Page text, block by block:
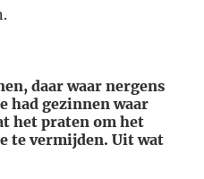
daar waar nergens
had gezinnen waar
het praten om het
te vermijden. Uit wat